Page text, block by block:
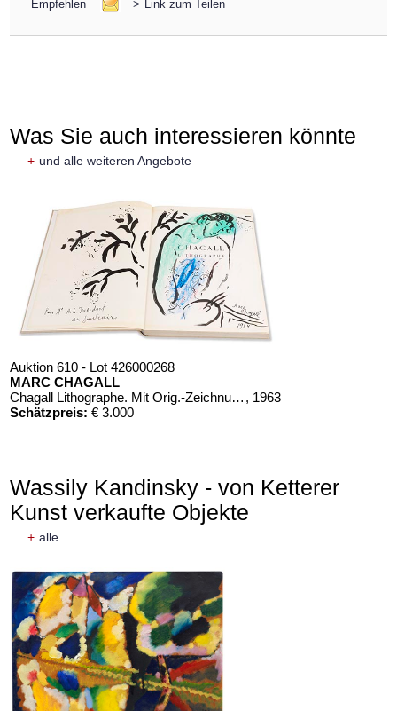
Empfehlen > Link zum Teilen
Was Sie auch interessieren könnte
+ und alle weiteren Angebote
Auktion 610 - Lot 426000268
MARC CHAGALL
Chagall Lithographe. Mit Orig.-Zeichnung von Chagall , 1963
Schätzpreis: € 3.000
Wassily Kandinsky - von Ketterer
Kunst verkaufte Objekte
+ alle